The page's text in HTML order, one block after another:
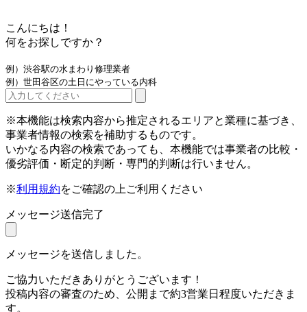
こんにちは！
何をお探しですか？
例）渋谷駅の水まわり修理業者
例）世田谷区の土日にやっている内科
※本機能は検索内容から推定されるエリアと業種に基づき、
事業者情報の検索を補助するものです。
いかなる内容の検索であっても、本機能では事業者の比較・
優劣評価・断定的判断・専門的判断は行いません。
※利用規約をご確認の上ご利用ください
メッセージ送信完了
メッセージを送信しました。
ご協力いただきありがとうございます！
投稿内容の審査のため、公開まで約3営業日程度いただきま
す。